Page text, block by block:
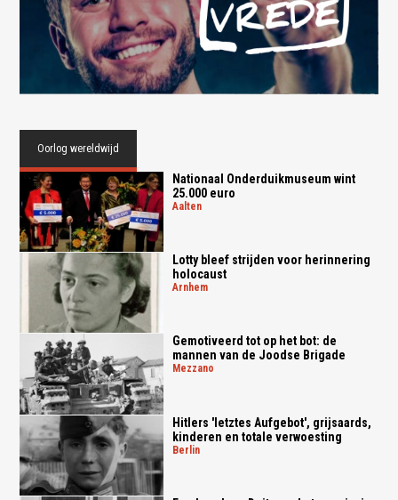
Oorlog wereldwijd
Nationaal Onderduikmuseum wint
25.000 euro
aalten
Lotty bleef strijden voor herinnering
holocaust
arnhem
Gemotiveerd tot op het bot: de
mannen van de Joodse Brigade
mezzano
Hitlers 'letztes Aufgebot', grijsaards,
kinderen en totale verwoesting
berlin